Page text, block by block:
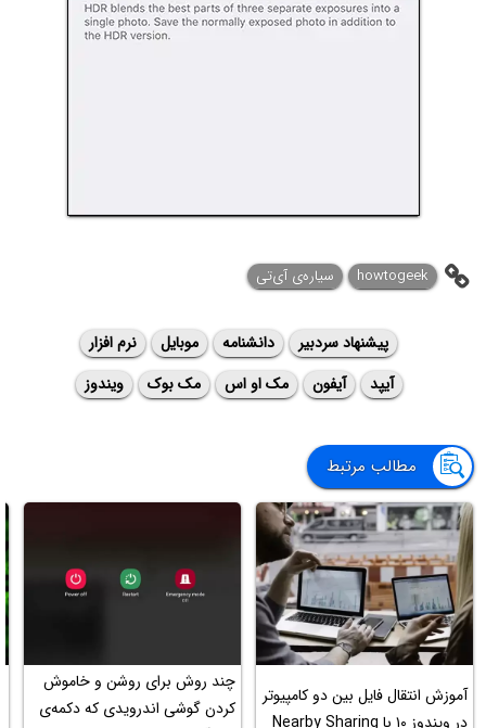
howtogeek سیاره‌ی آی‌تی
پیشنهاد سردبیر دانشنامه موبایل
نرم افزار
آیپد
آیفون مک او اس مک بوک ویندوز
مطالب مرتبط
آموزش انتقال فایل بین دو کامپیوتر
در ویندوز ۱۰ با Nearby Sharing
چند روش برای روشن و خاموش
کردن گوشی اندرویدی که دکمه‌ی